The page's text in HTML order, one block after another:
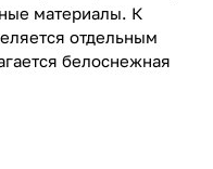
материалы. К
отдельным
белоснежная